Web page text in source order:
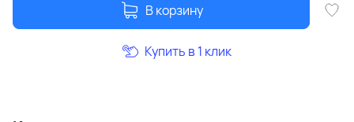
В корзину
Купить в 1 клик